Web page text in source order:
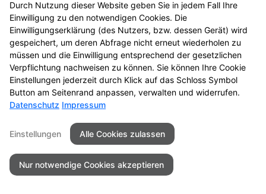
von Anschlussfragen bei uns gespeichert. Diese
Daten geben wir nicht ohne Ihre Einwilligung weiter.
Einsatz von Buchstaben-CAPTCHA „captcha-image“
Zum Schutz Ihrer Anfragen/Vorbestellungen über das
Internetformular verwenden wir den Dienst
Buchstaben-CAPTCHA des Unternehmens BCF GmbH
(https://www.b-cf.de/
Unterscheidung, ob die Eingabe durch einen
Menschen oder missbräuchlich durch automatisierte,
maschinelle Verarbeitung (Bots) erfolgt. Das CAPTCHA
verwendet keine Cookies.
Durch Nutzung dieser Website geben Sie in jedem Fall Ihre
Einwilligung zu den notwendigen Cookies. Die
Einwilligungserklärung (des Nutzers, bzw. dessen Gerät) wird
gespeichert, um deren Abfrage nicht erneut wiederholen zu
müssen und die Einwilligung entsprechend der gesetzlichen
Verpflichtung nachweisen zu können. Sie können Ihre Cookie
Einstellungen jederzeit durch Klick auf das Schloss Symbol
Button am Seitenrand anpassen, verwalten und widerrufen.
Datenschutz Impressum
Einstellungen Alle Cookies zulassen
Nur notwendige Cookies akzeptieren